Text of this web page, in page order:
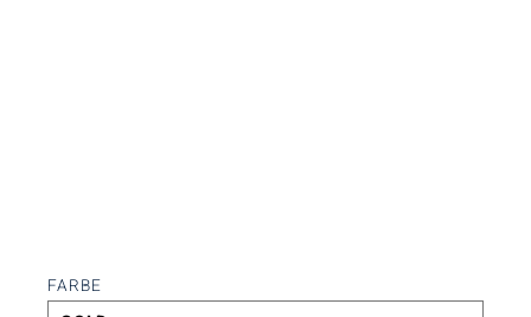
FARBE